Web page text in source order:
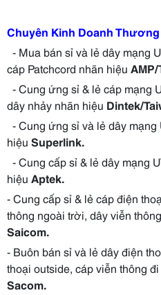
Chuyên Kinh Doanh Thương
- Mua bán sỉ và lẻ dây mạng
cáp Patchcord nhãn hiệu AMP/
- Cung ứng sỉ & lẻ cáp mạng
dây nhảy nhãn hiệu Dintek/
- Cung ứng sỉ và lẻ dây mạng
hiệu Superlink.
- Cung cấp sỉ & lẻ dây mạng
hiệu Aptek.
- Cung cấp sỉ & lẻ cáp điện
thông ngoài trời, dây viễn
Saicom.
- Buôn bán sỉ và lẻ dây điện
thoại outside, cáp viễn thông
Sacom.